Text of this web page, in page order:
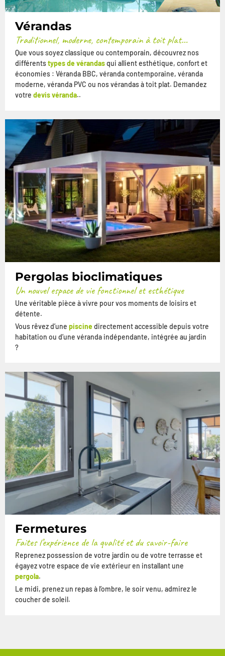
Vérandas
Traditionnel, moderne, contemporain à toit plat…
Que vous soyez classique ou contemporain, découvrez nos
différentstypes de vérandasqui allient esthétique, confort et
économies : Véranda BBC, véranda contemporaine, véranda
moderne, véranda PVC ou nos vérandas à toit plat. Demandez
votre devis véranda..
Pergolas bioclimatiques
Un nouvel espace de vie fonctionnel et esthétique
Une véritable pièce à vivre pour vos moments de loisirs et
détente.
Vous rêvez d’une piscinedirectement accessible depuis votre
habitation ou d’une véranda indépendante, intégrée au jardin
?
Fermetures
Faites l’expérience de la qualité et du savoir-faire
Reprenez possession de votre jardin ou de votre terrasse et
égayez votre espace de vie extérieur en installant une
pergola.
Le midi, prenez un repas à l’ombre, le soir venu, admirez le
coucher de soleil.